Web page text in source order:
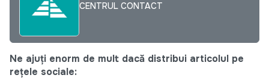
CENTRUL CONTACT
Ne ajuți enorm de mult dacă distribui articolul pe
rețele sociale: